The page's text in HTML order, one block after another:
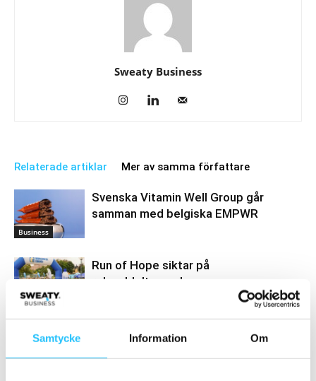
Samtycke Information Om
Sweaty Business
Relaterade artiklar Mer av samma författare
Business
Svenska Vitamin Well Group går
samman med belgiska EMPWR
Hälsa
Run of Hope siktar på
rekorddeltagande
Vitamin Well lanserar Nordic Runners